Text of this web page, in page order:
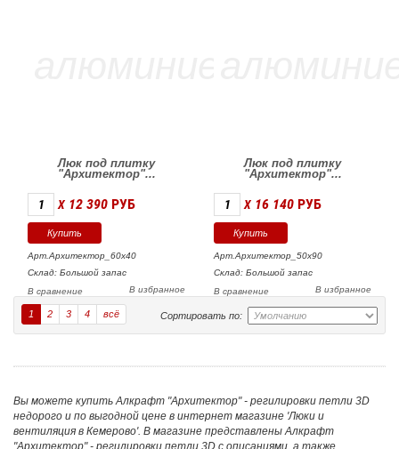
Люк под плитку
"Архитектор"...
X 12 390 РУБ
Арт.Архитектор_60х40
Склад: Большой запас
В избранное
В сравнение
Люк под плитку
"Архитектор"...
X 16 140 РУБ
Арт.Архитектор_50х90
Склад: Большой запас
В избранное
В сравнение
Сортировать по:
1 2 3 4 всё
Вы можете купить Алкрафт "Архитектор" - регилировки петли 3D
недорого и по выгодной цене в интернет магазине 'Люки и
вентиляция в Кемерово'. В магазине представлены Алкрафт
"Архитектор" - регилировки петли 3D с описаниями, а также